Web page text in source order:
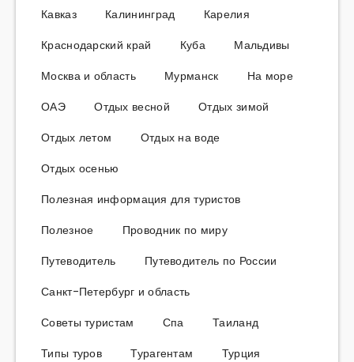
Кавказ
Калининград
Карелия
Краснодарский край
Куба
Мальдивы
Москва и область
Мурманск
На море
ОАЭ
Отдых весной
Отдых зимой
Отдых летом
Отдых на воде
Отдых осенью
Полезная информация для туристов
Полезное
Проводник по миру
Путеводитель
Путеводитель по России
Санкт-Петербург и область
Советы туристам
Спа
Таиланд
Типы туров
Турагентам Турция